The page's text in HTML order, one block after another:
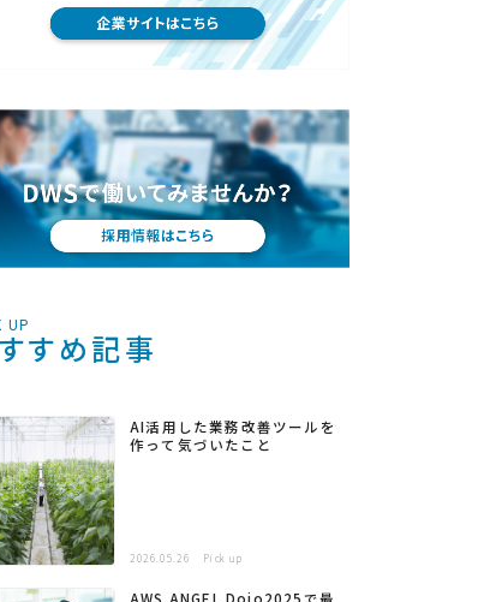
サーバーレス
プライベート
メンバー紹介
UP
すめ記事
AI活用した業務改善ツールを
作って気づいたこと
2026.05.26 Pick up